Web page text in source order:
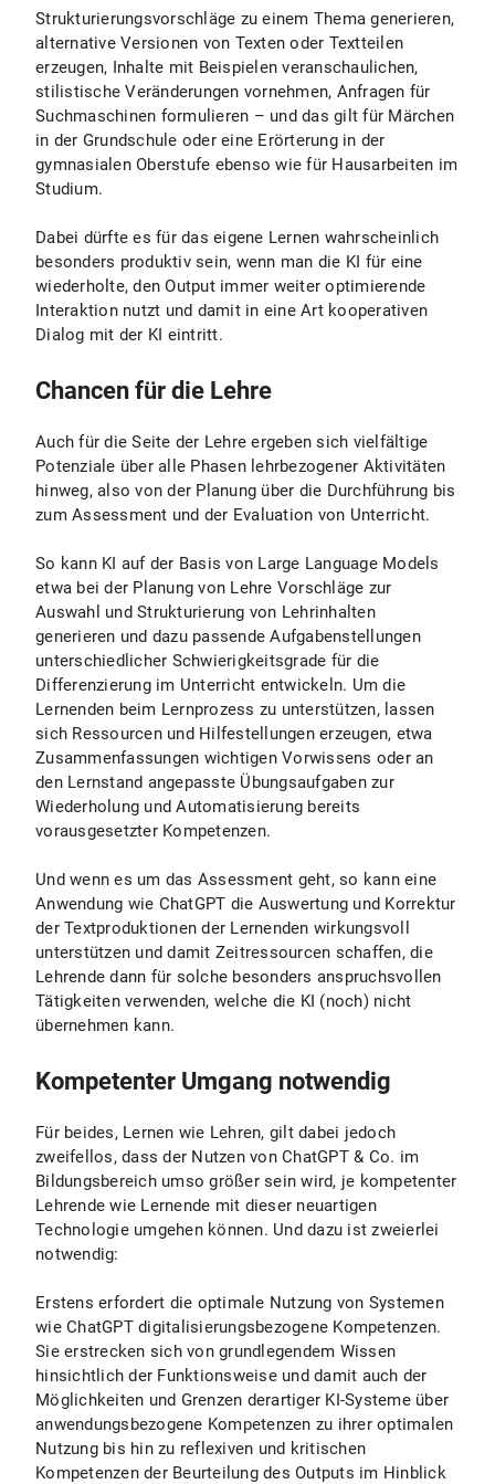
Strukturierungsvorschläge zu einem Thema generieren,
alternative Versionen von Texten oder Textteilen
erzeugen, Inhalte mit Beispielen veranschaulichen,
stilistische Veränderungen vornehmen, Anfragen für
Suchmaschinen formulieren – und das gilt für Märchen
in der Grundschule oder eine Erörterung in der
gymnasialen Oberstufe ebenso wie für Hausarbeiten im
Studium.
Dabei dürfte es für das eigene Lernen wahrscheinlich
besonders produktiv sein, wenn man die KI für eine
wiederholte, den Output immer weiter optimierende
Interaktion nutzt und damit in eine Art kooperativen
Dialog mit der KI eintritt.
Chancen für die Lehre
Auch für die Seite der Lehre ergeben sich vielfältige
Potenziale über alle Phasen lehrbezogener Aktivitäten
hinweg, also von der Planung über die Durchführung bis
zum Assessment und der Evaluation von Unterricht.
So kann KI auf der Basis von Large Language Models
etwa bei der Planung von Lehre Vorschläge zur
Auswahl und Strukturierung von Lehrinhalten
generieren und dazu passende Aufgabenstellungen
unterschiedlicher Schwierigkeitsgrade für die
Differenzierung im Unterricht entwickeln. Um die
Lernenden beim Lernprozess zu unterstützen, lassen
sich Ressourcen und Hilfestellungen erzeugen, etwa
Zusammenfassungen wichtigen Vorwissens oder an
den Lernstand angepasste Übungsaufgaben zur
Wiederholung und Automatisierung bereits
vorausgesetzter Kompetenzen.
Und wenn es um das Assessment geht, so kann eine
Anwendung wie ChatGPT die Auswertung und Korrektur
der Textproduktionen der Lernenden wirkungsvoll
unterstützen und damit Zeitressourcen schaffen, die
Lehrende dann für solche besonders anspruchsvollen
Tätigkeiten verwenden, welche die KI (noch) nicht
übernehmen kann.
Kompetenter Umgang notwendig
Für beides, Lernen wie Lehren, gilt dabei jedoch
zweifellos, dass der Nutzen von ChatGPT & Co. im
Bildungsbereich umso größer sein wird, je kompetenter
Lehrende wie Lernende mit dieser neuartigen
Technologie umgehen können. Und dazu ist zweierlei
notwendig:
Erstens erfordert die optimale Nutzung von Systemen
wie ChatGPT digitalisierungsbezogene Kompetenzen.
Sie erstrecken sich von grundlegendem Wissen
hinsichtlich der Funktionsweise und damit auch der
Möglichkeiten und Grenzen derartiger KI-Systeme über
anwendungsbezogene Kompetenzen zu ihrer optimalen
Nutzung bis hin zu reflexiven und kritischen
Kompetenzen der Beurteilung des Outputs im Hinblick